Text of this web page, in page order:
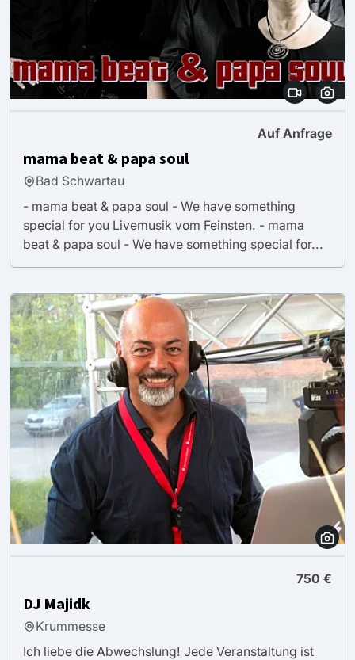
Auf Anfrage
mama beat & papa soul
Bad Schwartau
- mama beat & papa soul - We have something
special for you Livemusik vom Feinsten. - mama
beat & papa soul - We have something special for...
750 €
DJ Majidk
Krummesse
Ich liebe die Abwechslung! Jede Veranstaltung ist